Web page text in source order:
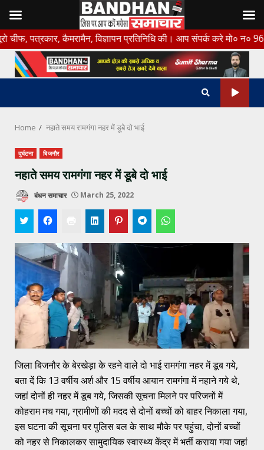
Skip
to
content
कैमरामैन, विज्ञापन प्रतिनिधि की। आप संपर्क करे मो० न० 9675456888
Home नहाते समय रामगंगा नहर में डूबे दो भाई
दुर्घटना बिजनौर
नहाते समय रामगंगा नहर में डूबे दो भाई
बंधन समाचार March 25, 2022
जिला बिजनौर के बेरखेड़ा के रहने वाले दो भाई रामगंगा नहर में डूब गये,
बता दें कि 13 वर्षीय अर्श और 15 वर्षीय आयान रामगंगा में नहाने गये थे,
जहां दोनों ही नहर में डूब गये, जिसकी सूचना मिलने पर परिजनों में
कोहराम मच गया, ग्रामीणों की मदद से दोनों बच्चों को बाहर निकाला गया,
इस घटना की सूचना पर पुलिस बल के साथ मौके पर पहुंचा, दोनों बच्चों
को नहर से निकालकर सामुदायिक स्वास्थ्य केंद्र में भर्ती कराया गया जहां